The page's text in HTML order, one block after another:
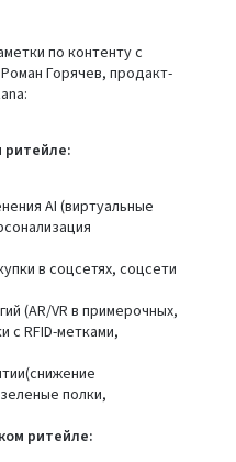
по контенту с
Горячев, продакт-
AI (виртуальные
в соцсетях, соцсети
(AR/VR в примерочных,
с RFID-метками,
полки,
ритейле: